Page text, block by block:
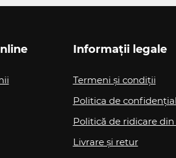
Informații legale
Termeni și condiții
Politica de
Politică de ridicare
Livrare și retur